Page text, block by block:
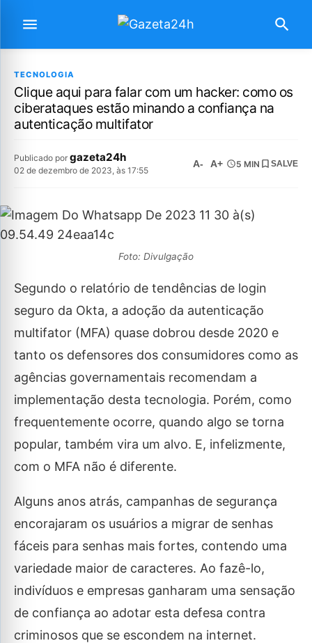
TECNOLOGIA
Clique aqui para falar com um hacker: como os
ciberataques estão minando a confiança na
autenticação multifator
Publicado por gazeta24h
02 de dezembro de 2023, às 17:55
A- A+ 5 MIN SALVE
Foto: Divulgação
Segundo o relatório de tendências de login
seguro da Okta, a adoção da autenticação
multifator (MFA) quase dobrou desde 2020 e
tanto os defensores dos consumidores como as
agências governamentais recomendam a
implementação desta tecnologia. Porém, como
frequentemente ocorre, quando algo se torna
popular, também vira um alvo. E, infelizmente,
com o MFA não é diferente.
Alguns anos atrás, campanhas de segurança
encorajaram os usuários a migrar de senhas
fáceis para senhas mais fortes, contendo uma
variedade maior de caracteres. Ao fazê-lo,
indivíduos e empresas ganharam uma sensação
de confiança ao adotar esta defesa contra
criminosos que se escondem na internet.